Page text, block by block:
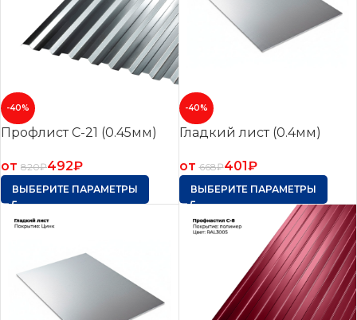
-40%
Профлист С-21 (0.45мм)
от 820₽492₽
ВЫБЕРИТЕ ПАРАМЕТРЫ
-40%
Гладкий лист (0.4мм)
от 668₽401₽
ВЫБЕРИТЕ ПАРАМЕТРЫ